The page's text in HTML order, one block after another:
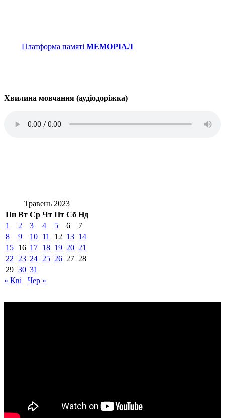
Платформа памяті МЕМОРІАЛ
Хвилина мовчання (аудіодоріжка)
Травень 2023
Пн Вт Ср Чт Пт Сб Нд
1
2 3 4 5 6
7
8
9 10 11 12 13 14
15 16 17 18 19 20 21
22
23 24 25 26 27 28
29 30 31
« Кві
Чер »